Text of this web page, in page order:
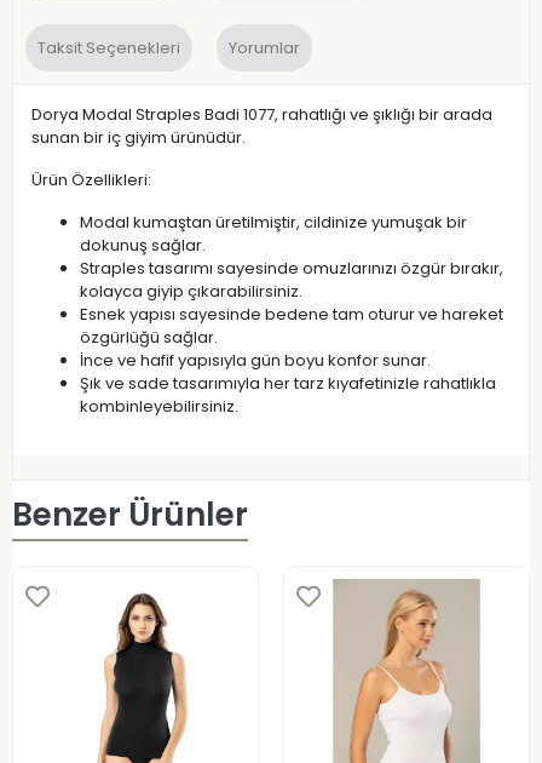
Taksit Seçenekleri Yorumlar
Dorya Modal Straples Badi 1077, rahatlığı ve şıklığı bir arada
sunan bir iç giyim ürünüdür.
Ürün Özellikleri:
Modal kumaştan üretilmiştir, cildinize yumuşak bir
dokunuş sağlar.
Straples tasarımı sayesinde omuzlarınızı özgür bırakır,
kolayca giyip çıkarabilirsiniz.
Esnek yapısı sayesinde bedene tam oturur ve hareket
özgürlüğü sağlar.
İnce ve hafif yapısıyla gün boyu konfor sunar.
Şık ve sade tasarımıyla her tarz kıyafetinizle rahatlıkla
kombinleyebilirsiniz.
Benzer Ürünler